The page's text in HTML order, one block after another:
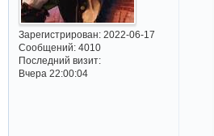
Зарегистрирован: 2022-06-17
Сообщений:4010
Последний визит:
Вчера 22:00:04